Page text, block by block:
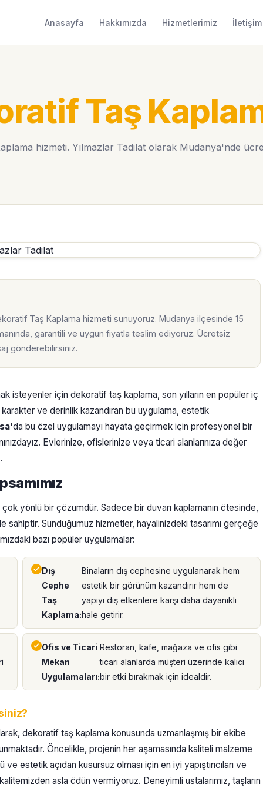
Anasayfa Hakkımızda Hizmetlerimiz İletişim
Taş
hizmeti. Yılmazlar Tadilat olarak Mudanya'nde
Taş Kaplama hizmeti sunuyoruz. Mudanya ilçesinde 15
garantili ve uygun fiyatla teslim ediyoruz. Ücretsiz
gönderebilirsiniz.
isteyenler için dekoratif taş kaplama, son yılların en popüler iç
karakter ve derinlik kazandıran bu uygulama, estetik
'da bu özel uygulamayı hayata geçirmek için profesyonel bir
Evlerinize, ofislerinize veya ticari alanlarınıza değer
yönlü bir çözümdür. Sadece bir duvarı kaplamanın ötesinde,
Sunduğumuz hizmetler, hayalinizdeki tasarımı gerçeğe
bazı popüler uygulamalar:
Dış
Cephe
Taş
Kaplama:
Binaların dış cephesine uygulanarak hem
estetik bir görünüm kazandırır hem de
yapıyı dış etkenlere karşı daha dayanıklı
hale getirir.
Ofis ve Ticari
Mekan
Uygulamaları:
Restoran, kafe, mağaza ve ofis gibi
ticari alanlarda müşteri üzerinde kalıcı
bir etki bırakmak için idealdir.
dekoratif taş kaplama konusunda uzmanlaşmış bir ekibe
Öncelikle, projenin her aşamasında kaliteli malzeme
estetik açıdan kusursuz olması için en iyi yapıştırıcıları ve
asla ödün vermiyoruz. Deneyimli ustalarımız, taşların